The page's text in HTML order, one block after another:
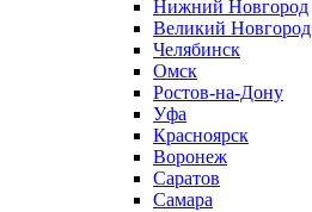
Нижний Новгород
Великий Новгород
Челябинск
Омск
Ростов-на-Дону
Уфа
Красноярск
Воронеж
Саратов
Самара